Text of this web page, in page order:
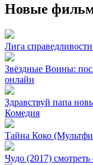
Новые
Лига
Звёздные Воины:
онлайн
Здравствуй папа
Комедия
Тайна Коко
Чудо (2017)